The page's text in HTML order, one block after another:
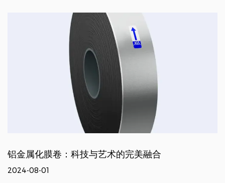
铝金属化膜卷：科技与艺术的完美融合
2024-08-01